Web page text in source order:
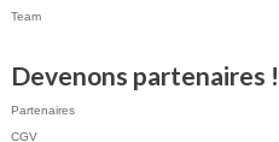
Team
Devenons partenaires !
Partenaires
CGV